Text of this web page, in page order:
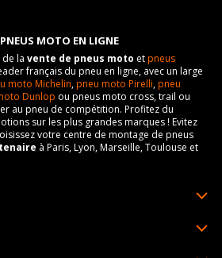
MOTO EN LIGNE
la vente de pneus moto etpneus
français du pneu en ligne, avec un large
moto Michelin,pneu moto Pirelli,pneu
Dunlop ou pneus moto cross, trail ou
au pneu de compétition. Profitez du
sur les plus grandes marques ! Evitez
votre centre de montage de pneus
à Paris, Lyon, Marseille, Toulouse et